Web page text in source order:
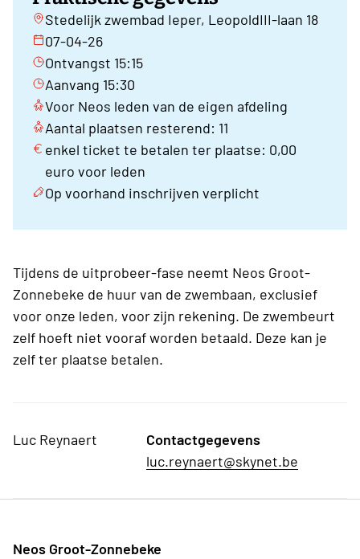
Stedelijk zwembad Ieper, LeopoldIII-laan 18
07-04-26
Ontvangst 15:15
Aanvang 15:30
Voor Neos leden van de eigen afdeling
Aantal plaatsen resterend: 11
enkel ticket te betalen ter plaatse: 0,00
euro voor leden
Op voorhand inschrijven verplicht
Tijdens de uitprobeer-fase neemt Neos Groot-
Zonnebeke de huur van de zwembaan, exclusief
voor onze leden, voor zijn rekening. De zwembeurt
zelf hoeft niet vooraf worden betaald. Deze kan je
zelf ter plaatse betalen.
Luc Reynaert
Contactgegevens
luc.reynaert@skynet.be
Neos Groot-Zonnebeke